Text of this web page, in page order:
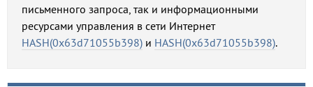
письменного запроса, так и информационными
ресурсами управления в сети Интернет
HASH(0x63d71055b398) и HASH(0x63d71055b398).